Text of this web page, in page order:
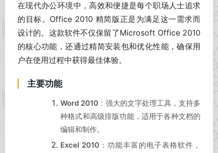
在现代办公环境中，高效和便捷是每个职场人士追求
的目标。Office 2010 精简版正是为满足这一需求而
设计的。这款软件不仅保留了Microsoft Office 2010
的核心功能，还通过精简安装包和优化性能，确保用
户在使用过程中获得最佳体验。
主要功能
Word 2010 ：强大的文字处理工具，支持多
种格式和高级排版功能，适用于各种文档的
编辑和制作。
Excel 2010 ：功能丰富的电子表格软件，